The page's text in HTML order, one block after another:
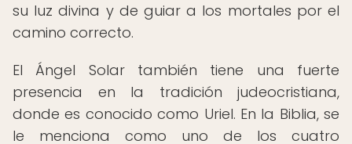
su luz divina y de guiar a los mortales por el
camino correcto.
El Ángel Solar también tiene una fuerte
presencia en la tradición judeocristiana,
donde es conocido como Uriel. En la Biblia, se
le menciona como uno de los cuatro